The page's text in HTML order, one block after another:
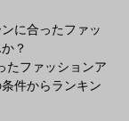
に合ったファッ
？
たファッションア
件からランキン